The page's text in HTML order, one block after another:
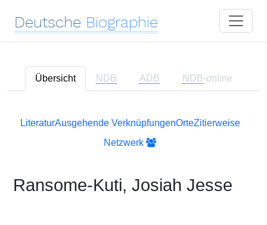
Deutsche Biographie
Übersicht NDB ADB NDB-online
LiteraturAusgehende VerknüpfungenOrteZitierweise
Netzwerk
Ransome-Kuti, Josiah Jesse